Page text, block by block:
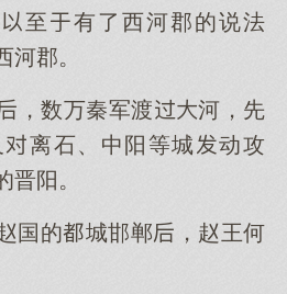
至有了西河郡的说法
郡。
，数万秦军渡河，先
离石、中阳等城动攻
晋阳。
的城邯郸，赵王何